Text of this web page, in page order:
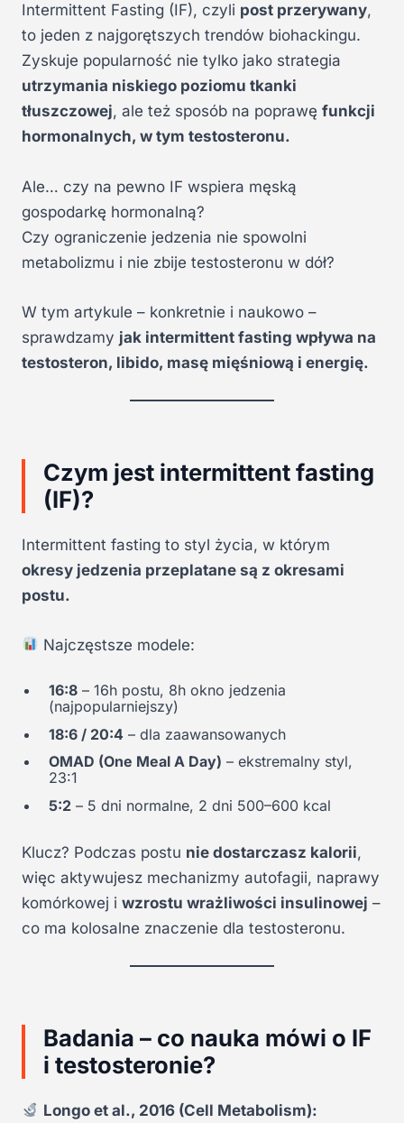
Intermittent Fasting (IF), czyli post przerywany,
to jeden z najgorętszych trendów biohackingu.
Zyskuje popularność nie tylko jako strategia
utrzymania niskiego poziomu tkanki
tłuszczowej, ale też sposób na poprawę funkcji
hormonalnych, w tym testosteronu.
Ale… czy na pewno IF wspiera męską
gospodarkę hormonalną?
Czy ograniczenie jedzenia nie spowolni
metabolizmu i nie zbije testosteronu w dół?
W tym artykule – konkretnie i naukowo –
sprawdzamy jak intermittent fasting wpływa na
testosteron, libido, masę mięśniową i energię.
Czym jest intermittent fasting
(IF)?
Intermittent fasting to styl życia, w którym
okresy jedzenia przeplatane są z okresami
postu.
Najczęstsze modele:
16:8 – 16h postu, 8h okno jedzenia
(najpopularniejszy)
18:6 / 20:4 – dla zaawansowanych
OMAD (One Meal A Day) – ekstremalny styl,
23:1
5:2 – 5 dni normalne, 2 dni 500–600 kcal
Klucz? Podczas postu nie dostarczasz kalorii,
więc aktywujesz mechanizmy autofagii, naprawy
komórkowej i wzrostu wrażliwości insulinowej –
co ma kolosalne znaczenie dla testosteronu.
Badania – co nauka mówi o IF
i testosteronie?
Longo et al., 2016 (Cell Metabolism):